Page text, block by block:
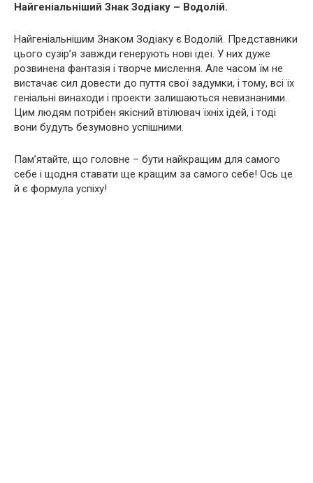
Найгеніальніший Знак Зодіаку – Водолій.
Найгеніальнішим Знаком Зодіаку є Водолій. Представники
цього сузір’я завжди генерують нові ідеї. У них дуже
розвинена фантазія і творче мислення. Але часом їм не
вистачає сил довести до пуття свої задумки, і тому, всі їх
геніальні винаходи і проекти залишаються невизнаними.
Цим людям потрібен якісний втілювач їхніх ідей, і тоді
вони будуть безумовно успішними.
Пам’ятайте, що головне – бути найкращим для самого
себе і щодня ставати ще кращим за самого себе! Ось це
й є формула успіху!